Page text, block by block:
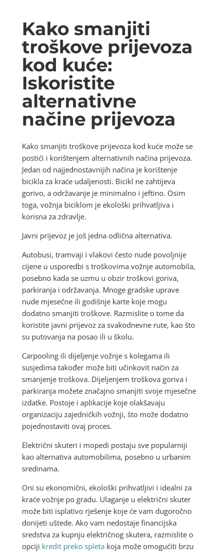
Kako smanjiti
troškove prijevoza
kod kuće:
Iskoristite
alternativne
načine prijevoza
Kako smanjiti troškove prijevoza kod kuće može se
postići i korištenjem alternativnih načina prijevoza.
Jedan od najjednostavnijih načina je korištenje
bicikla za kraće udaljenosti. Bicikl ne zahtijeva
gorivo, a održavanje je minimalno i jeftino. Osim
toga, vožnja biciklom je ekološki prihvatljiva i
korisna za zdravlje.
Javni prijevoz je još jedna odlična alternativa.
Autobusi, tramvaji i vlakovi često nude povoljnije
cijene u usporedbi s troškovima vožnje automobila,
posebno kada se uzmu u obzir troškovi goriva,
parkiranja i održavanja. Mnoge gradske uprave
nude mjesečne ili godišnje karte koje mogu
dodatno smanjiti troškove. Razmislite o tome da
koristite javni prijevoz za svakodnevne rute, kao što
su putovanja na posao ili u školu.
Carpooling ili dijeljenje vožnje s kolegama ili
susjedima također može biti učinkovit način za
smanjenje troškova. Dijeljenjem troškova goriva i
parkiranja možete značajno smanjiti svoje mjesečne
izdatke. Postoje i aplikacije koje olakšavaju
organizaciju zajedničkih vožnji, što može dodatno
pojednostaviti ovaj proces.
Električni skuteri i mopedi postaju sve popularniji
kao alternativa automobilima, posebno u urbanim
sredinama.
Oni su ekonomični, ekološki prihvatljivi i idealni za
kraće vožnje po gradu. Ulaganje u električni skuter
može biti isplativo rješenje koje će vam dugoročno
donijeti uštede. Ako vam nedostaje financijska
sredstva za kupnju električnog skutera, razmislite o
opciji kredit preko spleta koja može omogućiti brzu